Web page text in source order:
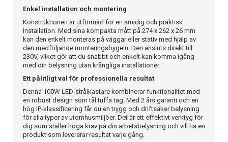
Enkel installation och montering
Konstruktionen är utformad för en smidig och praktisk
installation. Med sina kompakta mått på 274 x 262 x 26 mm
kan den enkelt monteras på väggar eller stativ med hjälp av
den medföljande monteringsbygeln. Den ansluts direkt till
230V, vilket gör att du snabbt och enkelt kan komma igång
med din belysning utan krångliga installationer.
Ett pålitligt val för professionella resultat
Denna 100W LED-strålkastare kombinerar funktionalitet med
en robust design som tål tuffa tag. Med 2 års garanti och en
hög IP-klassificering får du en trygg och driftsäker belysning
för alla typer av utomhusmiljöer. Det är ett effektivt verktyg för
dig som ställer höga krav på din arbetsbelysning och vill ha en
produkt som levererar resultat varje gång.